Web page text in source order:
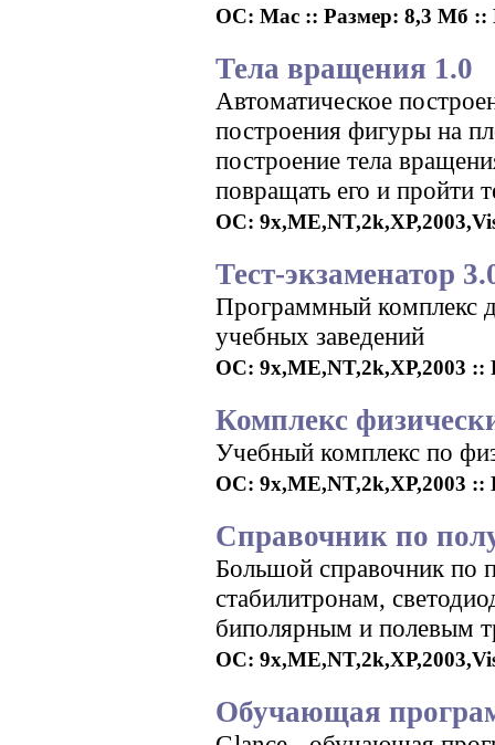
ОС: Mac :: Размер: 8,3 Мб ::
Тела вращения 1.0
Автоматическое
построения фигуры на
построение тела
повращать его и пройти
ОС:
Тест-экзаменатор
Программный комплекс
учебных заведений
ОС: 9x,ME,NT,2k,XP,2003 ::
Комплекс
Учебный комплекс по
ОС: 9x,ME,NT,2k,XP,2003 ::
Справочник по
Большой справочник по
стабилитронам,
биполярным и полевым
ОС:
Обучающая